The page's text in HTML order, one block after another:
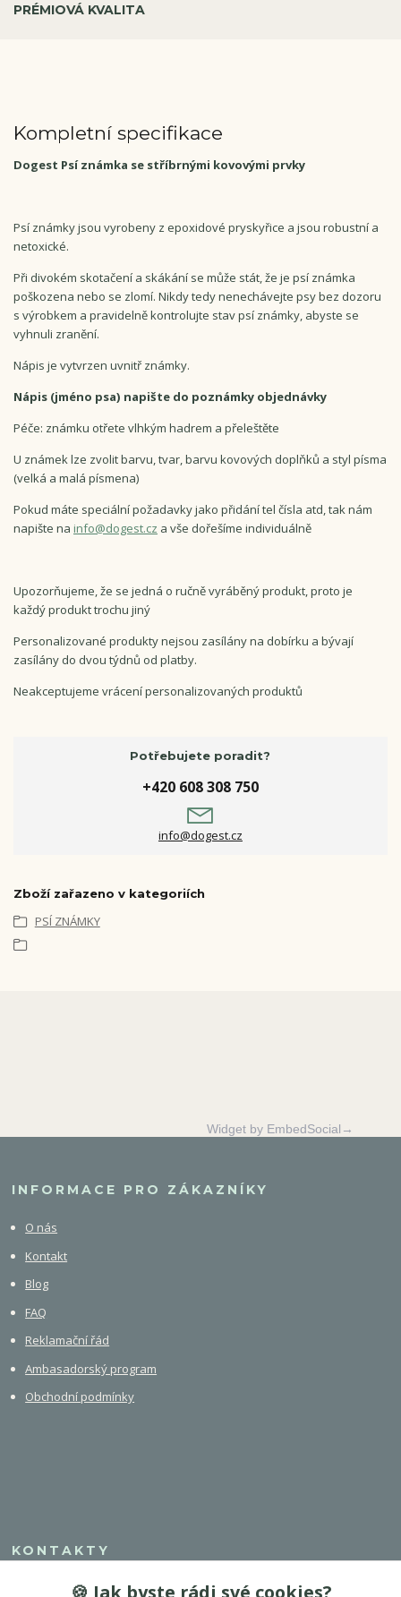
PRÉMIOVÁ KVALITA
Kompletní specifikace
Dogest Psí známka se stříbrnými kovovými prvky
Psí známky jsou vyrobeny z epoxidové pryskyřice a jsou robustní a
netoxické.
Při divokém skotačení a skákání se může stát, že je psí známka
poškozena nebo se zlomí. Nikdy tedy nenechávejte psy bez dozoru
s výrobkem a pravidelně kontrolujte stav psí známky, abyste se
vyhnuli zranění.
Nápis je vytvrzen uvnitř známky.
Nápis (jméno psa) napište do poznámky objednávky
Péče: známku otřete vlhkým hadrem a přeleštěte
U známek lze zvolit barvu, tvar, barvu kovových doplňků a styl písma
(velká a malá písmena)
Pokud máte speciální požadavky jako přidání tel čísla atd, tak nám
napište na info@dogest.cz a vše dořešíme individuálně
Upozorňujeme, že se jedná o ručně vyráběný produkt, proto je
každý produkt trochu jiný
Personalizované produkty nejsou zasílány na dobírku a bývají
zasílány do dvou týdnů od platby.
Neakceptujeme vrácení personalizovaných produktů
Potřebujete poradit?
+420 608 308 750
info@dogest.cz
Zboží zařazeno v kategoriích
PSÍ ZNÁMKY
Widget by EmbedSocial→
INFORMACE PRO ZÁKAZNÍKY
O nás
Kontakt
Blog
FAQ
Reklamační řád
Ambasadorský program
Obchodní podmínky
KONTAKTY
+420 608 308 750🍪 Jak byste rádi své cookies?